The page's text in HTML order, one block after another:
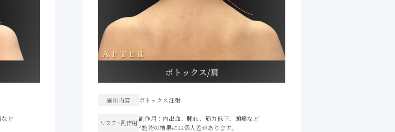
など
施術内容 ボトックス注射
リスク・ 副作用
副作用：内出血、腫れ、筋力低下、頭痛など
*施術の結果には個人差があります。